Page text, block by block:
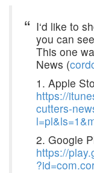
I‘d like to
you can
This one
News (
1. Apple
https://
cutters-
2. Google
https://